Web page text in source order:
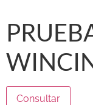
Consultar